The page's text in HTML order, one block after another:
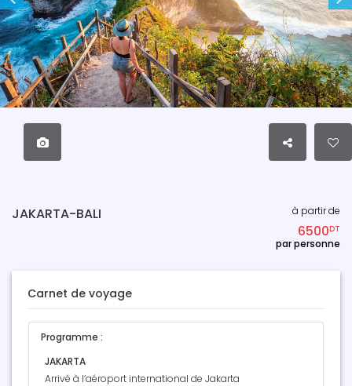
JAKARTA-BALI à partir de
6500DT
par personne
Carnet de voyage
Programme :
JAKARTA
Arrivé à l’aéroport international de Jakarta